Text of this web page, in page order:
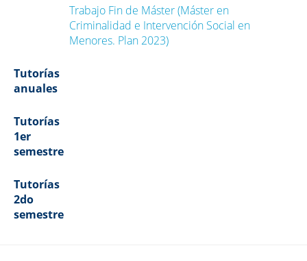
Trabajo Fin de Máster (Máster en
Criminalidad e Intervención Social en
Menores. Plan 2023)
Tutorías
anuales
Tutorías
1er
semestre
Tutorías
2do
semestre